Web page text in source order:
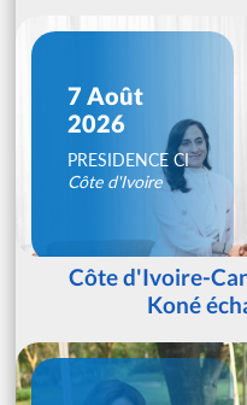
7 Août
2026
PRESIDENCE CI
Côte d'Ivoire
Côte d'Ivoire-
Koné